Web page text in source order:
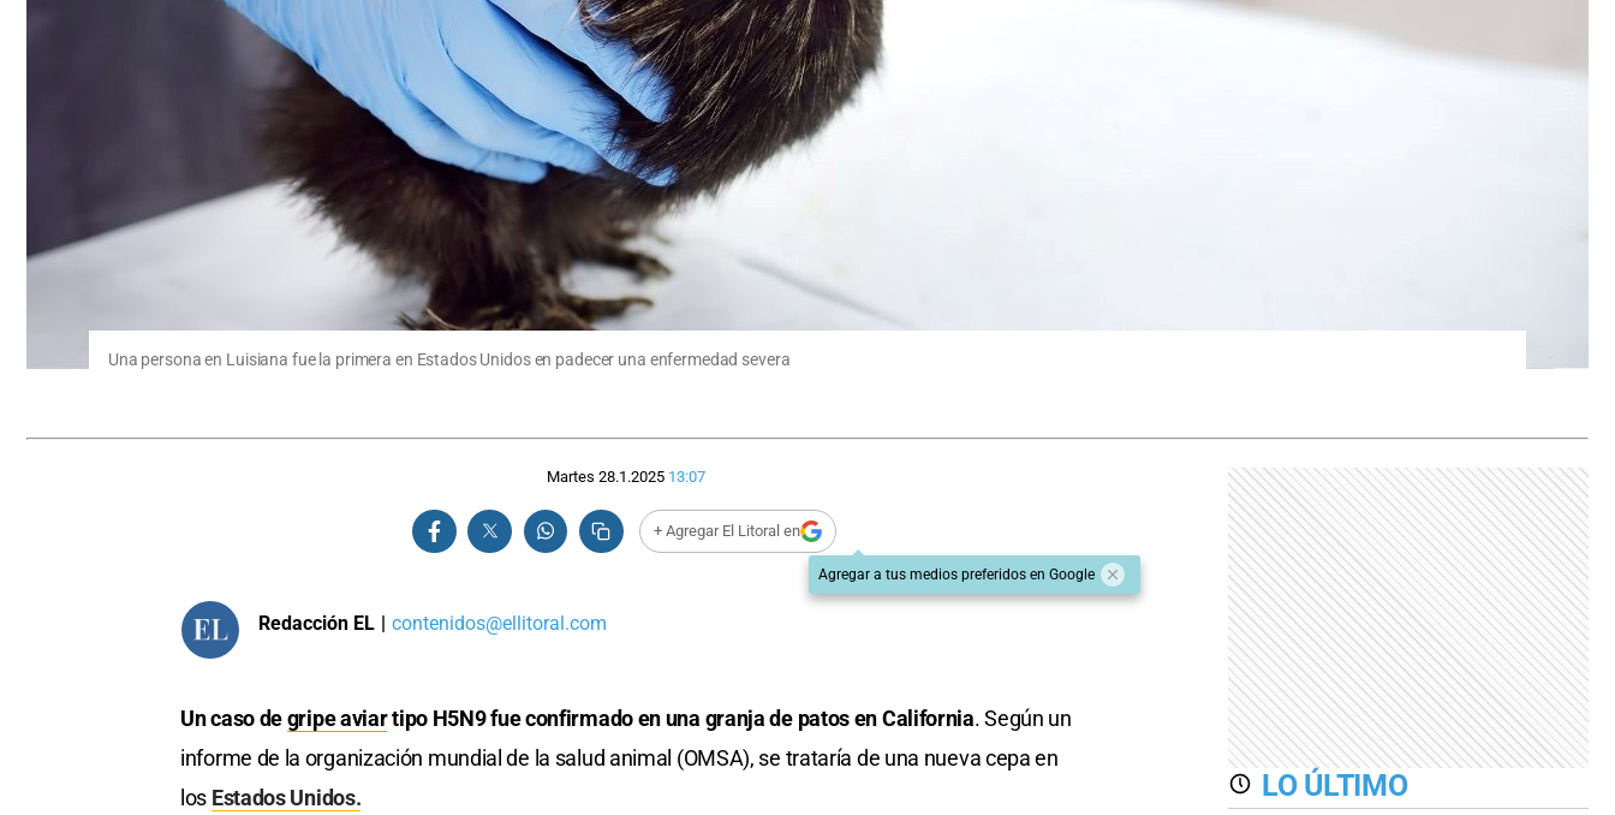
Una persona en Luisiana fue la primera en Estados Unidos en padecer una enfermedad severa
Martes 28.1.2025 13:07
+ Agregar El Litoral en
Agregar a tus medios preferidos en Google
Redacción EL | contenidos@ellitoral.com
Un caso degripe aviartipo H5N9 fue confirmado en una granja de patos en California. Según un
informe de la organización mundial de la salud animal (OMSA), se trataría de una nueva cepa en
los Estados Unidos. LO ÚLTIMO